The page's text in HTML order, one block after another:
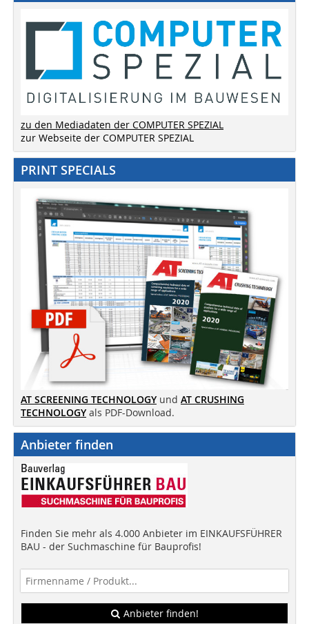
zu den Mediadaten der COMPUTER SPEZIAL
zur Webseite der COMPUTER SPEZIAL
PRINT SPECIALS
AT SCREENING TECHNOLOGY und AT CRUSHING
TECHNOLOGY als PDF-Download.
Anbieter finden
Finden Sie mehr als 4.000 Anbieter im EINKAUFSFÜHRER
BAU - der Suchmaschine für Bauprofis!
Anbieter finden!